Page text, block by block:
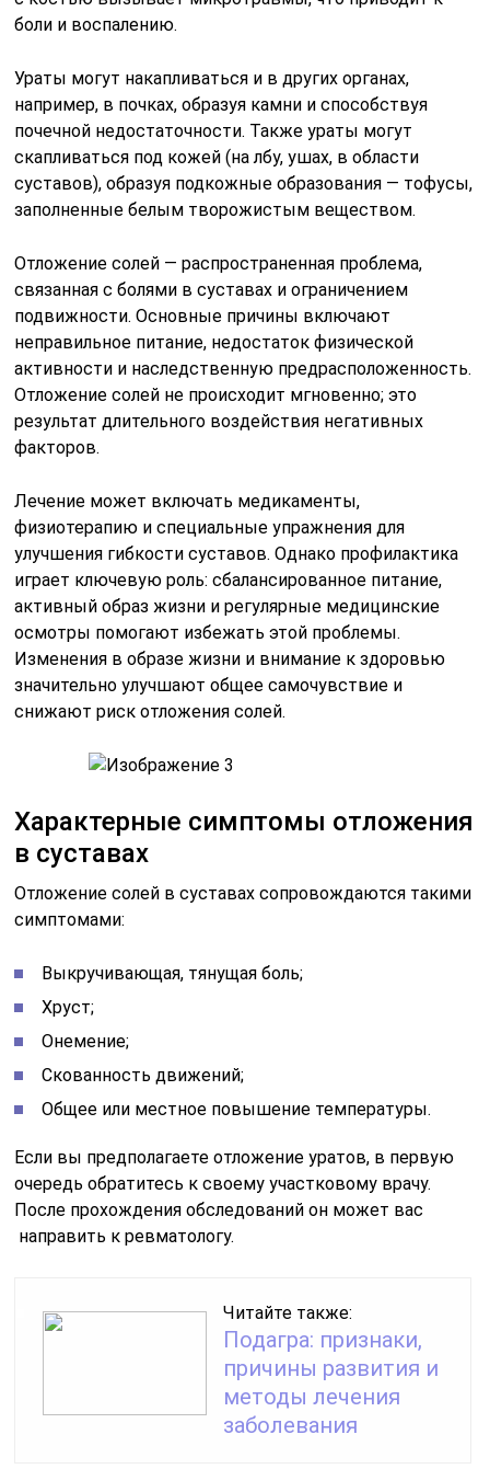
боли и воспалению.
Ураты могут накапливаться и в других органах,
например, в почках, образуя камни и способствуя
почечной недостаточности. Также ураты могут
скапливаться под кожей (на лбу, ушах, в области
суставов), образуя подкожные образования — тофусы,
заполненные белым творожистым веществом.
Отложение солей — распространенная проблема,
связанная с болями в суставах и ограничением
подвижности. Основные причины включают
неправильное питание, недостаток физической
активности и наследственную предрасположенность.
Отложение солей не происходит мгновенно; это
результат длительного воздействия негативных
факторов.
Лечение может включать медикаменты,
физиотерапию и специальные упражнения для
улучшения гибкости суставов. Однако профилактика
играет ключевую роль: сбалансированное питание,
активный образ жизни и регулярные медицинские
осмотры помогают избежать этой проблемы.
Изменения в образе жизни и внимание к здоровью
значительно улучшают общее самочувствие и
снижают риск отложения солей.
Характерные симптомы отложения
в суставах
Отложение солей в суставах сопровождаются такими
симптомами:
Выкручивающая, тянущая боль;
Хруст;
Онемение;
Скованность движений;
Общее или местное повышение температуры.
Если вы предполагаете отложение уратов, в первую
очередь обратитесь к своему участковому врачу.
После прохождения обследований он может вас
направить к ревматологу.
Читайте также:
Подагра: признаки,
причины развития и
методы лечения
заболевания